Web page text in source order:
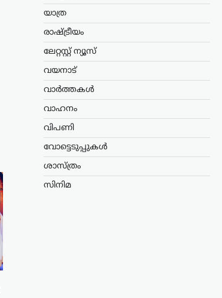
യാത്ര
രാഷ്ട്രീയം
ലേറ്റസ്റ്റ് ന്യൂസ്
വയനാട്
വാർത്തകൾ
വാഹനം
വിപണി
വോട്ടെടുപ്പുകൾ
ശാസ്ത്രം
സിനിമ